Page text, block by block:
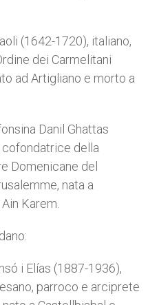
(1642-1720), italiano,
dei Carmelitani
ad Artigliano e morto a
Danil Ghattas
della
Domenicane del
nata a
Karem.
i Elías (1887-1936),
parroco e arciprete